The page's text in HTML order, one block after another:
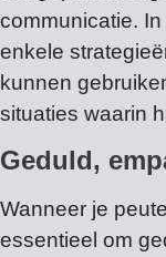
communicatie.
enkele
kunnen
situaties waarin
Geduld,
Wanneer je
essentieel om